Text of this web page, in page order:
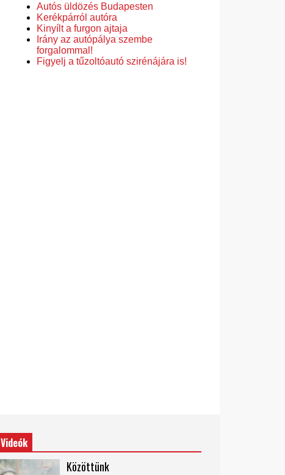
Autós üldözés Budapesten
Kerékpárról autóra
Kinyílt a furgon ajtaja
Irány az autópálya szembe
forgalommal!
Figyelj a tűzoltóautó szirénájára is!
Videók
Közöttünk